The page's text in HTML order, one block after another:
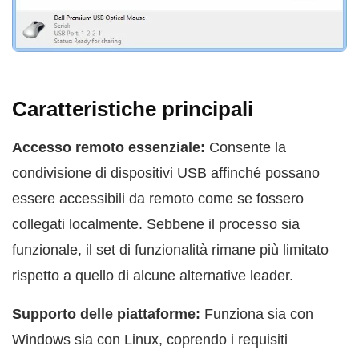
Caratteristiche principali
Accesso remoto essenziale: Consente la
condivisione di dispositivi USB affinché possano
essere accessibili da remoto come se fossero
collegati localmente. Sebbene il processo sia
funzionale, il set di funzionalità rimane più limitato
rispetto a quello di alcune alternative leader.
Supporto delle piattaforme: Funziona sia con
Windows sia con Linux, coprendo i requisiti